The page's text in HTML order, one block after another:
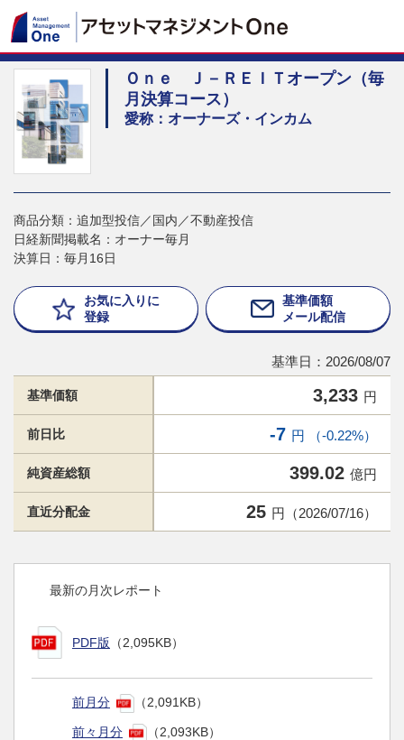
Ｏｎｅ Ｊ－ＲＥＩＴオープン（毎
月決算コース）
愛称：オーナーズ・インカム
商品分類：追加型投信／国内／不動産投信
日経新聞掲載名：オーナー毎月
決算日：毎月16日
お気に入りに
登録
基準価額
メール配信
基準日：2026/08/07
基準価額 3,233 円
前日比 -7 円 （-0.22%）
純資産総額 399.02 億円
直近分配金 25 円（2026/07/16）
最新の月次レポート
PDF版 （2,095KB）
前月分 （2,091KB）
前々月分 （2,093KB）